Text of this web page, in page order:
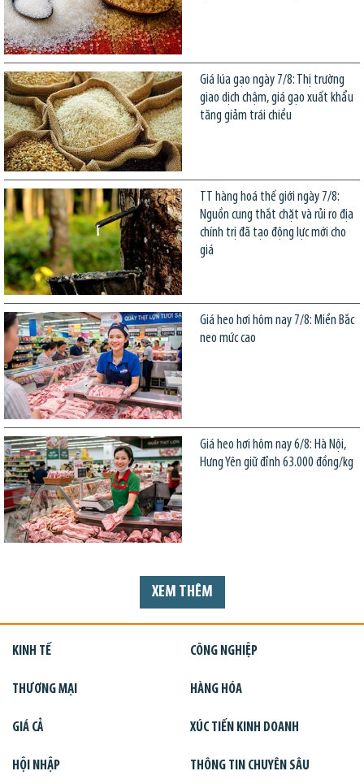
Giá lúa gạo ngày 7/8: Thị trường
giao dịch chậm, giá gạo xuất khẩu
tăng giảm trái chiều
TT hàng hoá thế giới ngày 7/8:
Nguồn cung thắt chặt và rủi ro địa
chính trị đã tạo động lực mới cho
giá
Giá heo hơi hôm nay 7/8: Miền Bắc
neo mức cao
Giá heo hơi hôm nay 6/8: Hà Nội,
Hưng Yên giữ đỉnh 63.000 đồng/kg
XEM THÊM
KINH TẾ CÔNG NGHIỆP
THƯƠNG MẠI HÀNG HÓA
GIÁ CẢ XÚC TIẾN KINH DOANH
HỘI NHẬP THÔNG TIN CHUYÊN SÂU